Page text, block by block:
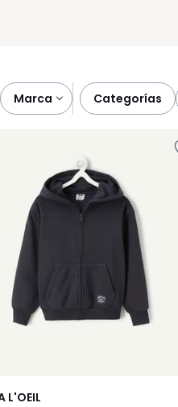
marca categorías
L'OEIL